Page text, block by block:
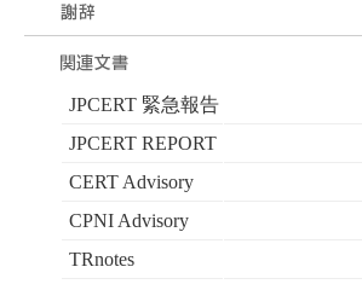
JPCERT 緊急報告
JPCERT REPORT
CERT Advisory
CPNI Advisory
TRnotes